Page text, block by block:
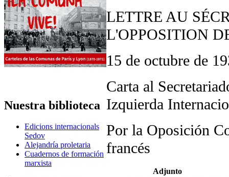
Nuestra biblioteca
Edicions internacionals
Sedov
Alejandría proletaria
Cuadernos de formación
marxista
LETTRE AU
L'OPPOSITION
15 de octubre de
Carta al
Izquierda
Por la Oposición
francés
Adjunto